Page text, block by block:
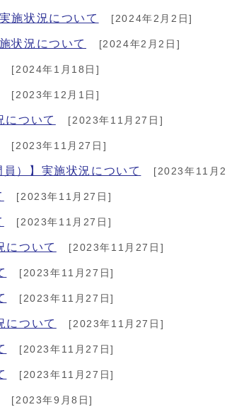
施状況について [2024年2月2日]
状況について [2024年2月2日]
[2024年1月18日]
[2023年12月1日]
について [2023年11月27日]
[2023年11月27日]
）】実施状況について [2023年11月
[2023年11月27日]
[2023年11月27日]
について [2023年11月27日]
[2023年11月27日]
[2023年11月27日]
について [2023年11月27日]
[2023年11月27日]
[2023年11月27日]
[2023年9月8日]